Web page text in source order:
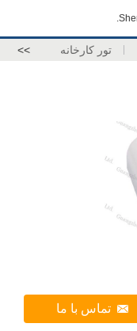
تور کارخانه >>
تماس با ما